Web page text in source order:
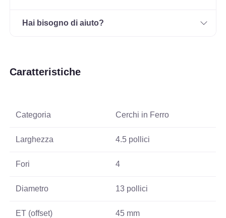
Hai bisogno di aiuto?
Caratteristiche
Categoria Cerchi in Ferro
Larghezza 4.5 pollici
Fori 4
Diametro 13 pollici
ET (offset) 45 mm